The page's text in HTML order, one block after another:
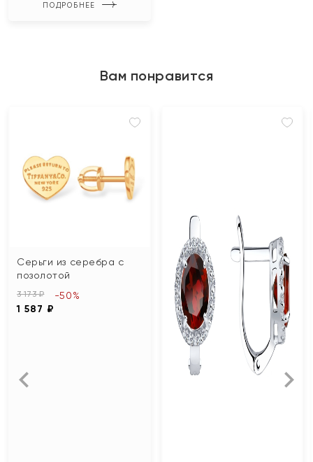
ПОДРОБНЕЕ
Вам понравится
Серьги из серебра с
позолотой
3 173 ₽
1 587 ₽
-50%